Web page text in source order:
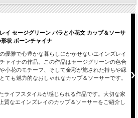
イ セージグリーン バラと小花文 カップ＆ソーサ
形状 ボーンチャイナ
優雅で心豊かな暮らしにかかせないエインズレイ
ャイナの作品。この作品はセージグリーンの色合
小花のモチーフ、そして金彩が施された持ちや縁
ても魅力的なおしゃれなカップ＆ソーサーです。
ライフスタイルが感じられる作品です。大切な家
質なエインズレイのカップ＆ソーサーをご紹介し